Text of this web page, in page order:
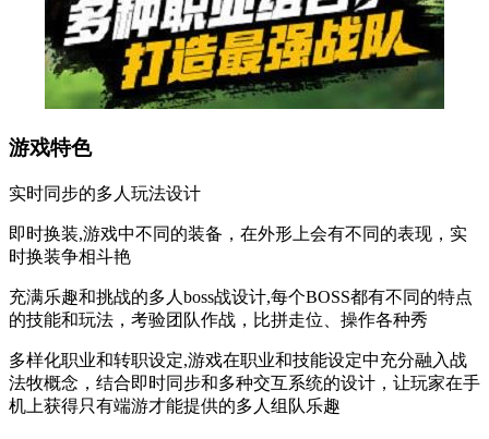
游戏特色
实时同步的多人玩法设计
即时换装,游戏中不同的装备，在外形上会有不同的表现，实
时换装争相斗艳
充满乐趣和挑战的多人boss战设计,每个BOSS都有不同的特点
的技能和玩法，考验团队作战，比拼走位、操作各种秀
多样化职业和转职设定,游戏在职业和技能设定中充分融入战
法牧概念，结合即时同步和多种交互系统的设计，让玩家在手
机上获得只有端游才能提供的多人组队乐趣